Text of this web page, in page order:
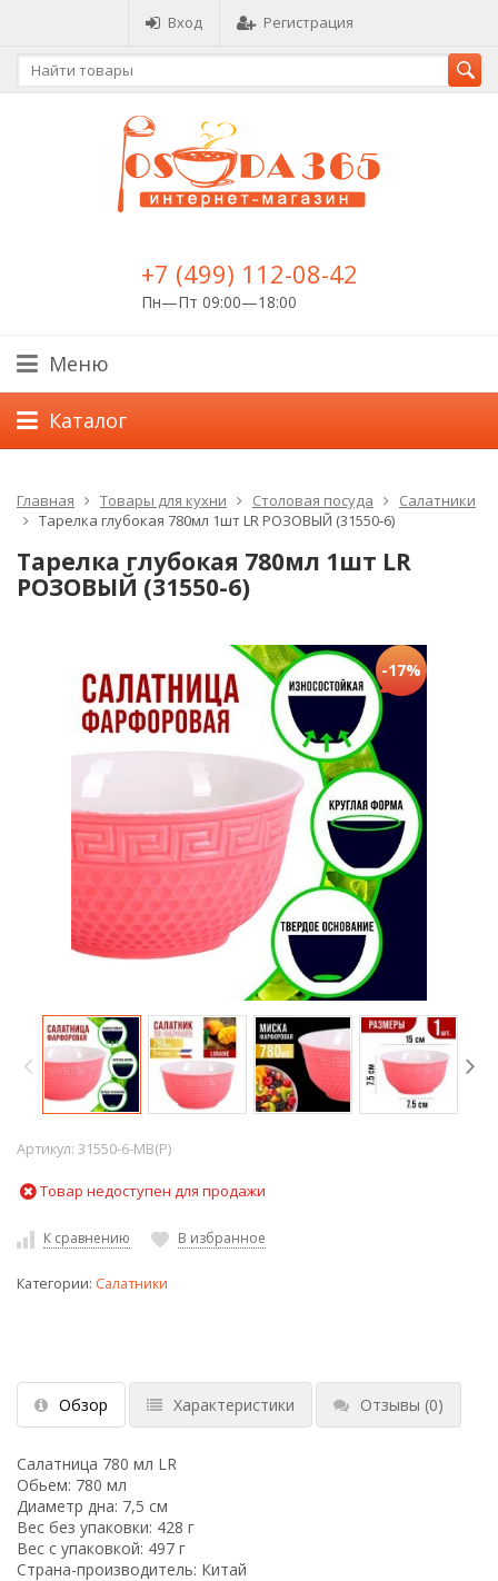
Вход Регистрация
+7 (499) 112-08-42
Пн—Пт 09:00—18:00
Меню
Каталог
Главная Товары для кухни Столовая посуда
Салатники
Тарелка глубокая 780мл 1шт LR РОЗОВЫЙ (31550-6)
Тарелка глубокая 780мл 1шт LR
РОЗОВЫЙ (31550-6)
-17%
Артикул: 31550-6-MB(P)
Товар недоступен для продажи
К сравнению В избранное
Категории: Салатники
Обзор Характеристики Отзывы (0)
Салатница 780 мл LR
Обьем: 780 мл
Диаметр дна: 7,5 см
Вес без упаковки: 428 г
Вес с упаковкой: 497 г
Страна-производитель: Китай